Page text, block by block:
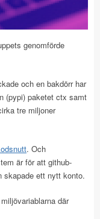
genomförde
och en bakdörr har
(pypi) paketet ctx samt
tre miljoner
. Och
är för att github-
skapade ett nytt konto.
där